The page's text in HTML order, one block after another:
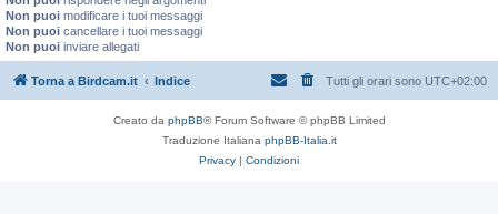
Non puoi modificare i tuoi messaggi
Non puoi cancellare i tuoi messaggi
Non puoi inviare allegati
Torna a Birdcam.it Indice Tutti gli orari sono UTC+02:00
Creato da phpBB® Forum Software © phpBB Limited
Traduzione Italiana phpBB-Italia.it
Privacy | Condizioni